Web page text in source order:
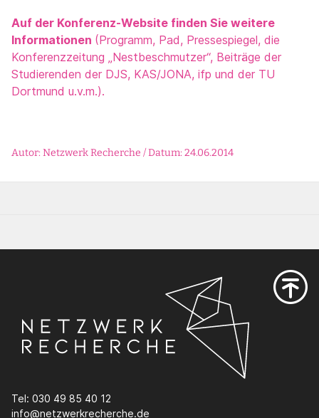
Auf der Konferenz-Website finden Sie weitere
Informationen (Programm, Pad, Pressespiegel, die
Konferenzzeitung „Nestbeschmutzer“, Beiträge der
Studierenden der DJS, KAS/JONA, ifp und der TU
Dortmund u.v.m.).
Autor: Netzwerk Recherche / Datum: 24.06.2014
Tel: 030 49 85 40 12
info@netzwerkrecherche.de